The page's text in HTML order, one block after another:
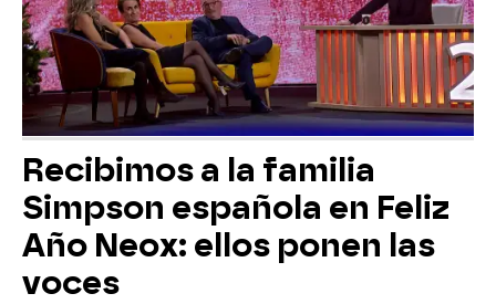
Recibimos a la familia
Simpson española en Feliz
Año Neox: ellos ponen las
voces